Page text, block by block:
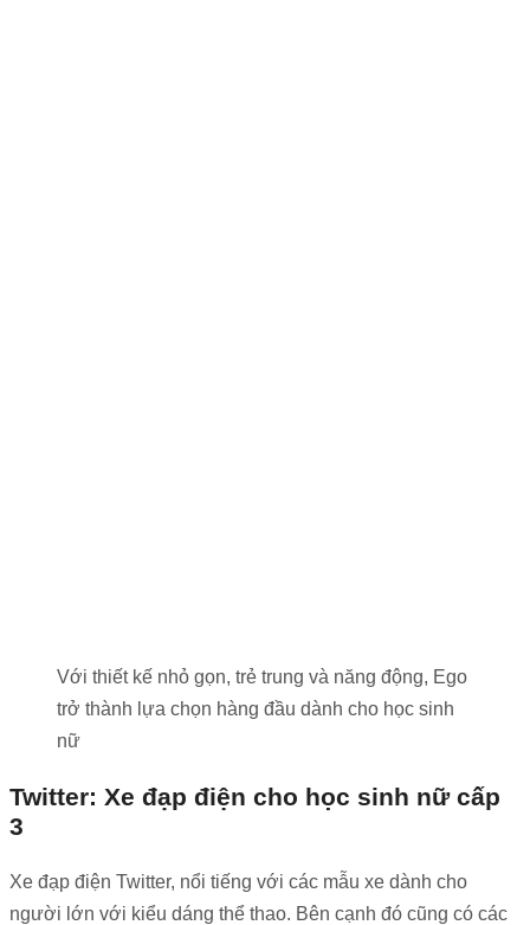
Với thiết kế nhỏ gọn, trẻ trung và năng động, Ego
trở thành lựa chọn hàng đầu dành cho học sinh
nữ
Twitter: Xe đạp điện cho học sinh nữ cấp
3
Xe đạp điện Twitter, nổi tiếng với các mẫu xe dành cho
người lớn với kiểu dáng thể thao. Bên cạnh đó cũng có các